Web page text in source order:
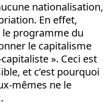
nationalisation,
En effet,
le programme du
le capitalisme
». Ceci est
et c’est pourquoi
mêmes ne le